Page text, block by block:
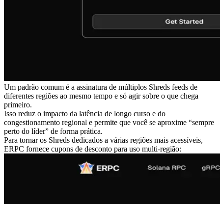
Um padrão comum é a assinatura de múltiplos Shreds feeds de
diferentes regiões ao mesmo tempo e só agir sobre o que chega
primeiro.
Isso reduz o impacto da latência de longo curso e do
congestionamento regional e permite que você se aproxime “sempre
perto do líder” de forma prática.
Para tornar os Shreds dedicados a várias regiões mais acessíveis,
ERPC fornece cupons de desconto para uso multi-região: